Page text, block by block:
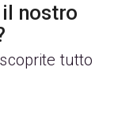
nostro
tutto